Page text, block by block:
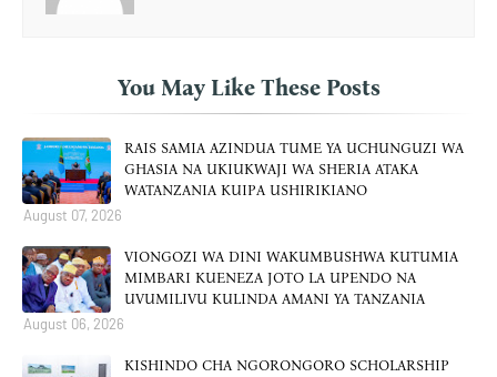
You May Like These Posts
RAIS SAMIA AZINDUA TUME YA UCHUNGUZI WA
GHASIA NA UKIUKWAJI WA SHERIA ATAKA
WATANZANIA KUIPA USHIRIKIANO
August 07, 2026
VIONGOZI WA DINI WAKUMBUSHWA KUTUMIA
MIMBARI KUENEZA JOTO LA UPENDO NA
UVUMILIVU KULINDA AMANI YA TANZANIA
August 06, 2026
KISHINDO CHA NGORONGORO SCHOLARSHIP